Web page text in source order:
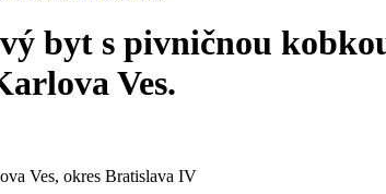
byt s pivničnou
Ves.
Ves, okres Bratislava IV